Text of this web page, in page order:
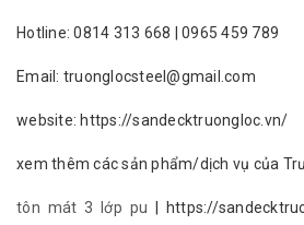
Hotline: 0814 313 668 | 0965 459 789
Email: truonglocsteel@gmail.com
website: https://sandecktruongloc.vn/
xem thêm các sản phẩm/dịch vụ của
tôn mát 3 lớp pu | https://